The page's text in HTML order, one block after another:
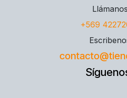
Llámanos
+569